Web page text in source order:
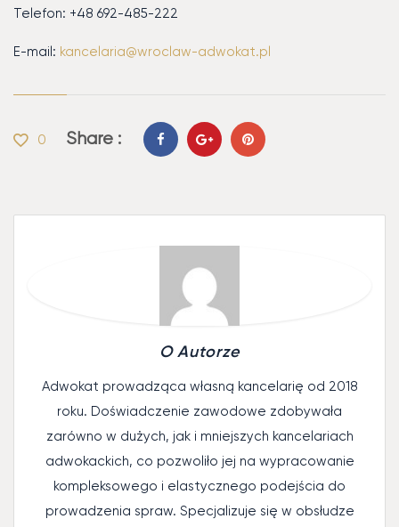
Telefon: +48 692-485-222
E-mail: kancelaria@wroclaw-adwokat.pl
0 Share :
O Autorze
Adwokat prowadząca własną kancelarię od 2018
roku. Doświadczenie zawodowe zdobywała
zarówno w dużych, jak i mniejszych kancelariach
adwokackich, co pozwoliło jej na wypracowanie
kompleksowego i elastycznego podejścia do
prowadzenia spraw. Specjalizuje się w obsłudze